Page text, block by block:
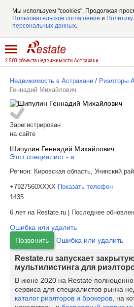
Мы используем "cookies". Продолжая
Пользовательское соглашение и
персональных данных.
2 503 объекта недвижимости Астрахани
Недвижимость в Астрахани / Риэлторы
Геннадий Михайлович
Зарегистрирован
на сайте
Шипулин Геннадий Михайлович
Этот специалист - я
Регион: Кировская область, Унинский
+7927560XXXX Показать телефон
1435
6 лет на Restate.ru | Последнее
Ошибка или удалить
Позвонить
Ошибка или удалить
Restate.ru запускает
мультилистинга для
В июне 2020 на Restate полноценно
сервиса для специалистов рынка
каталог риэлторов и брокеров , на